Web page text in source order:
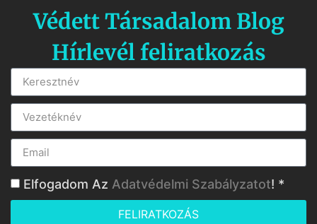
Védett Társadalom Blog
Hírlevél feliratkozás
Elfogadom Az Adatvédelmi Szabályzatot! *
FELIRATKOZÁS